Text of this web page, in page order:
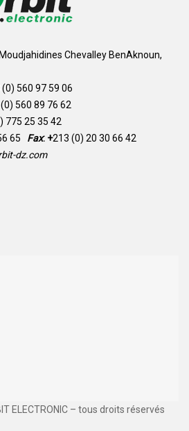
Chevalley BenAknoun,
(0) 560 97 59 06
560 89 76 62
775 25 35 42
65 Fax: +213 (0) 20 30 66 42
dz.com
ELECTRONIC – tous droits réservés